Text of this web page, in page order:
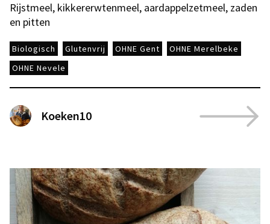
Rijstmeel, kikkererwtenmeel, aardappelzetmeel, zaden
en pitten
Biologisch Glutenvrij OHNE Gent
OHNE Merelbeke
OHNE Nevele
Koeken10